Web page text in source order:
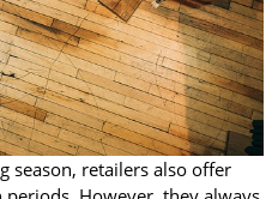
season, retailers also offer